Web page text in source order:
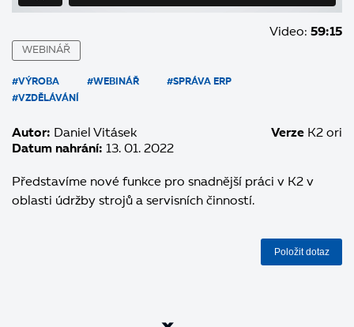
Video: 59:15
WEBINÁŘ
#VÝROBA #WEBINÁŘ
#SPRÁVA ERP
#VZDĚLÁVÁNÍ
Autor: Daniel Vitásek
Datum nahrání: 13. 01. 2022
Verze K2 ori
Představíme nové funkce pro snadnější práci v K2 v
oblasti údržby strojů a servisních činností.
Položit dotaz